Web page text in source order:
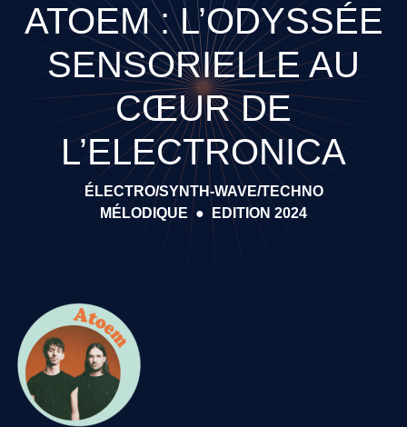
ATOEM : L’ODYSSÉE
SENSORIELLE AU
CŒUR DE
L’ELECTRONICA
ÉLECTRO/SYNTH-WAVE/TECHNO
MÉLODIQUE ● EDITION 2024